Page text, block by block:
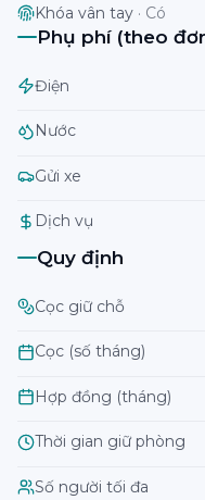
Khóa vân tay · Có
Phụ phí (theo
Điện
Nước
Gửi xe
Dịch vụ
Quy định
Cọc giữ chỗ
Cọc (số tháng)
Hợp đồng (tháng)
Thời gian giữ phòng
Số người tối đa